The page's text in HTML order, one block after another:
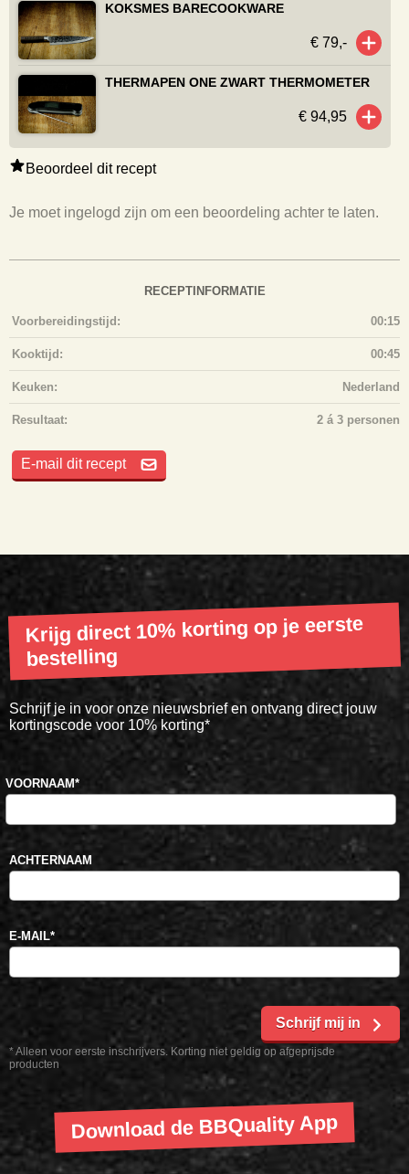
Beoordeel dit recept
Je moet ingelogd zijn om een beoordeling achter te laten.
RECEPTINFORMATIE
Voorbereidingstijd: 00:15
Kooktijd: 00:45
Keuken: Nederland
Resultaat: 2 á 3 personen
E-mail dit recept
KOKSMES BARECOOKWARE
€ 79,-
THERMAPEN ONE ZWART THERMOMETER
€ 94,95
Krijg direct 10% korting op je eerste
bestelling
Schrijf je in voor onze nieuwsbrief en ontvang direct jouw
kortingscode voor 10% korting*
* Alleen voor eerste inschrijvers. Korting niet geldig op afgeprijsde
producten
VOORNAAM*
ACHTERNAAM
E-MAIL*
Schrijf mij in
Download de BBQuality App